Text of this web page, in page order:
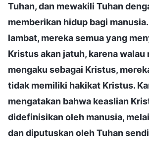
Tuhan, dan mewakili Tuhan
memberikan hidup bagi
lambat, mereka semua yang
Kristus akan jatuh, karena walau
mengaku sebagai Kristus,
tidak memiliki hakikat Kristus.
mengatakan bahwa keaslian
didefinisikan oleh manusia,
dan diputuskan oleh Tuhan